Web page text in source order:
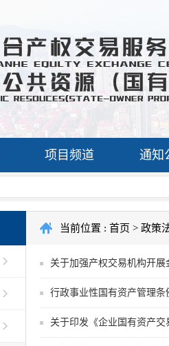
项目频道 通知
当前位置 : 首页 > 政策
关于加强产权交易机构开
行政事业性国有资产管理条
关于印发《企业国有资产